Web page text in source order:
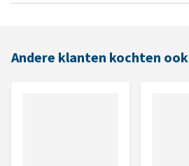
Andere klanten kochten ook